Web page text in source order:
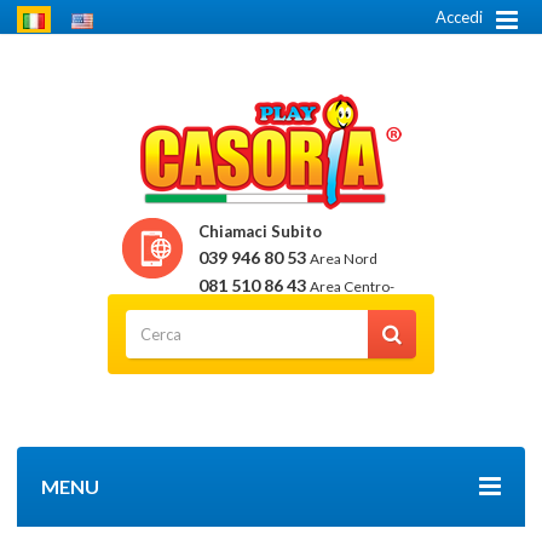
Accedi
Chiamaci Subito
039 946 80 53 Area Nord
081 510 86 43 Area Centro-
Sud
MENU